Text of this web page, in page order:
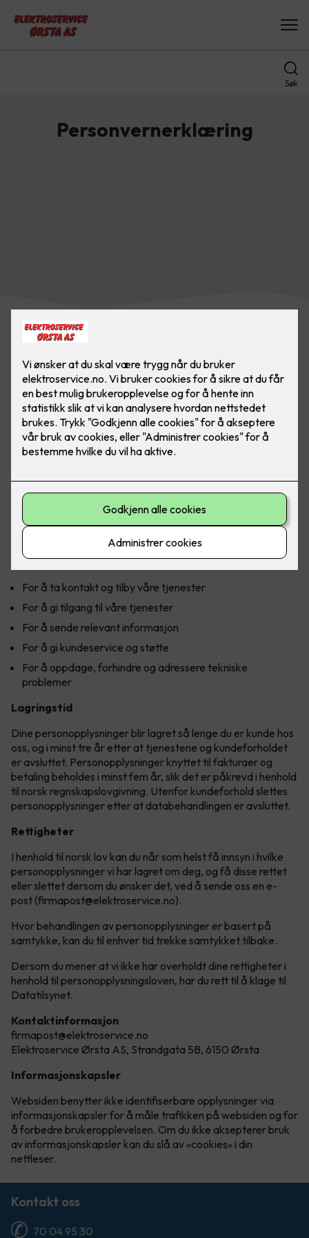
Søk
Personvernerklæring
Personvern
samler inn og bruker personopplysninger når du benytter
våre tjenester og om dine rettigheter.
Personopplysninger som innhentes og behandles
Vi innhenter personopplysninger for å tilby og forbedre vår
tjeneste til deg. Ved bruke av våre tjenester kan vi be om
Eksempler på personopplysninger er navn, telefonnummer,
e-post adresse og bruksdata. Det er frivillig å oppgi denne
informasjonen. Hvis du velger å ikke oppgi
personopplysningene, kan vi være forhindret fra å gi deg
tilgang til tjenesten.
Formålet med behandling av personopplysninger
For å ta kontakt og tilby våre tjenester
For å gi tilgang til våre tjenester
For å sende relevant informasjon
For å gi kundeservice og støtte
For å oppdage, forhindre og adressere tekniske
problemer
Lagringstid
Dine personopplysninger blir lagret så lenge du er kunde hos
oss, og i minst tre år etter at tjenestene og kundeforholdet
er avsluttet. Personopplysninger knyttet til fakturaer og
betaling beholdes i minst fem år, slik det er påkrevd i henhold
til norsk regnskapslovgivning. Utenfor kundeforhold slettes
personopplysninger etter at databehandlingen er avsluttet.
Rettigheter
I henhold til norsk lov kan du når som helst få innsyn i hvilke
personopplysninger vi har lagret om deg, og få disse rettet
eller slettet dersom du ønsker det, ved å sende oss en e-
post (firmapost@elektroservice.no).
Hvor behandlingen av personopplysninger er basert på
samtykke, kan du til enhver tid trekke samtykket tilbake.
Dersom du mener at vi ikke har overholdt dine rettigheter i
henhold til personopplysningsloven, har du rett til å klage til
Datatilsynet.
Kontaktinformasjon
firmapost@elektroservice.no
Elektroservice Ørsta AS, Strandgata 5B, 6150 Ørsta
Informasjonskapsler
Websiden benytter ikke identifiserbare opplysninger via
informasjonskapsler for å måle trafikken på websiden og for
å forbedre brukeropplevelsen. Om du ikke aksepterer bruk
av informasjonskapsler kan du slå av «cookies» i din
nettleser.
Kontakt oss
70 04 95 30